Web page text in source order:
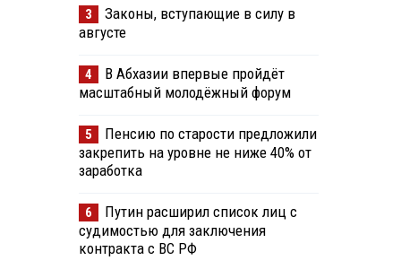
3
Законы, вступающие в силу в
августе
4
В Абхазии впервые пройдёт
масштабный молодёжный форум
5
Пенсию по старости предложили
закрепить на уровне не ниже 40% от
заработка
6
Путин расширил список лиц с
судимостью для заключения
контракта с ВС РФ